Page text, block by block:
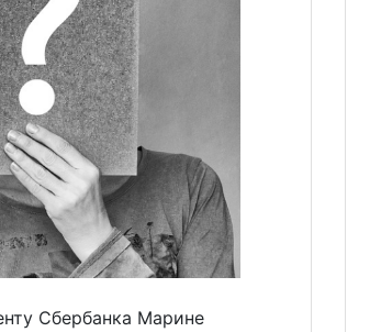
Сбербанка Марине